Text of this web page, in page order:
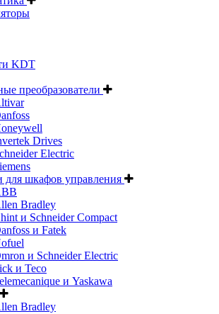
KDT
преобразователи
Drives
Electric
для шкафов управления
Bradley
и Schneider Compact
и Fatek
и Schneider Electric
и Teco
и Yaskawa
Bradley